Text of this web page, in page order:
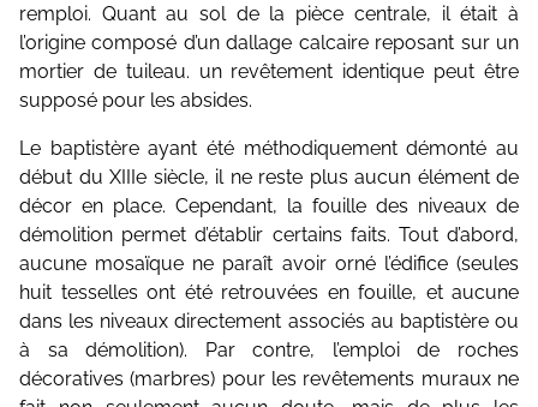
remploi. Quant au sol de la pièce centrale, il était à
l’origine composé d’un dallage calcaire reposant sur un
mortier de tuileau. un revêtement identique peut être
supposé pour les absides.
Le baptistère ayant été méthodiquement démonté au
début du XIIIe siècle, il ne reste plus aucun élément de
décor en place. Cependant, la fouille des niveaux de
démolition permet d’établir certains faits. Tout d’abord,
aucune mosaïque ne paraît avoir orné l’édifice (seules
huit tesselles ont été retrouvées en fouille, et aucune
dans les niveaux directement associés au baptistère ou
à sa démolition). Par contre, l’emploi de roches
décoratives (marbres) pour les revêtements muraux ne